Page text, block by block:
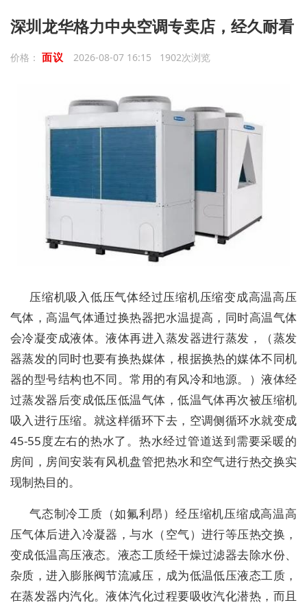
深圳龙华格力中央空调专卖店，经久耐看
价格： 面议 2026-08-07 16:15 1902次浏览
压缩机吸入低压气体经过压缩机压缩变成高温高压
气体，高温气体通过换热器把水温提高，同时高温气体
会冷凝变成液体。液体再进入蒸发器进行蒸发，（蒸发
器蒸发的同时也要有换热媒体，根据换热的媒体不同机
器的型号结构也不同。常用的有风冷和地源。）液体经
过蒸发器后变成低压低温气体，低温气体再次被压缩机
吸入进行压缩。就这样循环下去，空调侧循环水就变成
45-55度左右的热水了。热水经过管道送到需要采暖的
房间，房间安装有风机盘管把热水和空气进行热交换实
现制热目的。
气态制冷工质（如氟利昂）经压缩机压缩成高温高
压气体后进入冷凝器，与水（空气）进行等压热交换，
变成低温高压液态。液态工质经干燥过滤器去除水份、
杂质，进入膨胀阀节流减压，成为低温低压液态工质，
在蒸发器内汽化。液体汽化过程要吸收汽化潜热，而且